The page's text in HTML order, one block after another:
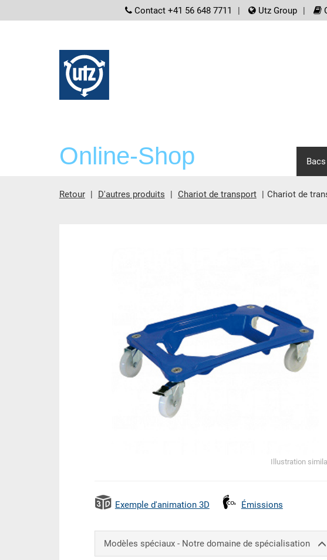
Contact +41 56 648 7711 Utz Group
Online-Shop Bacs
Retour D'autres produits Chariot de transport Chariot de
Illustration
Exemple d'animation 3D Émissions
Modèles spéciaux - Notre domaine de spécialisation